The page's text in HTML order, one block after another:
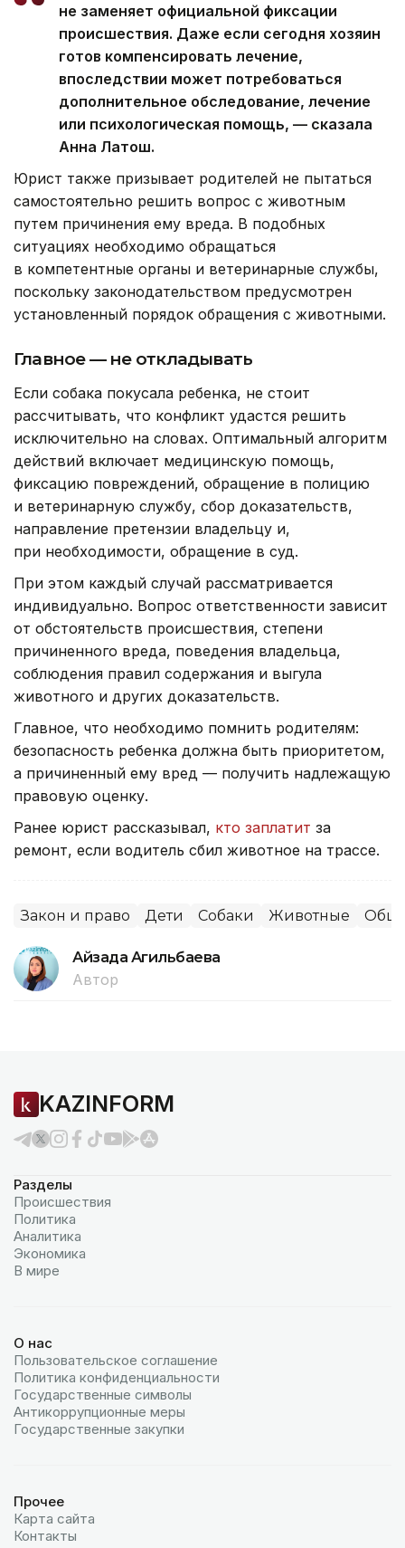
не заменяет официальной фиксации
происшествия. Даже если сегодня хозяин
готов компенсировать лечение,
впоследствии может потребоваться
дополнительное обследование, лечение
или психологическая помощь, — сказала
Анна Латош.
Юрист также призывает родителей не пытаться
самостоятельно решить вопрос с животным
путем причинения ему вреда. В подобных
ситуациях необходимо обращаться
в компетентные органы и ветеринарные службы,
поскольку законодательством предусмотрен
установленный порядок обращения с животными.
Главное — не откладывать
Если собака покусала ребенка, не стоит
рассчитывать, что конфликт удастся решить
исключительно на словах. Оптимальный алгоритм
действий включает медицинскую помощь,
фиксацию повреждений, обращение в полицию
и ветеринарную службу, сбор доказательств,
направление претензии владельцу и,
при необходимости, обращение в суд.
При этом каждый случай рассматривается
индивидуально. Вопрос ответственности зависит
от обстоятельств происшествия, степени
причиненного вреда, поведения владельца,
соблюдения правил содержания и выгула
животного и других доказательств.
Главное, что необходимо помнить родителям:
безопасность ребенка должна быть приоритетом,
а причиненный ему вред — получить надлежащую
правовую оценку.
Ранее юрист рассказывал, кто заплатит за
ремонт, если водитель сбил животное на трассе.
Закон и право Дети Собаки Животные
Айзада Агильбаева
Автор
KAZINFORM
Разделы
Происшествия
Политика
Аналитика
Экономика
В мире
О нас
Пользовательское соглашение
Политика конфиденциальности
Государственные символы
Антикоррупционные меры
Государственные закупки
Прочее
Карта сайта
Контакты